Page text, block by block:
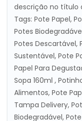
descrição no título
Tags: Pote Papel,
Potes
Potes Descartável,
Sustentável, Pote
Papel Para
Sopa 160ml ,
Alimentos, Pote
Tampa Delivery,
Biodegradável,